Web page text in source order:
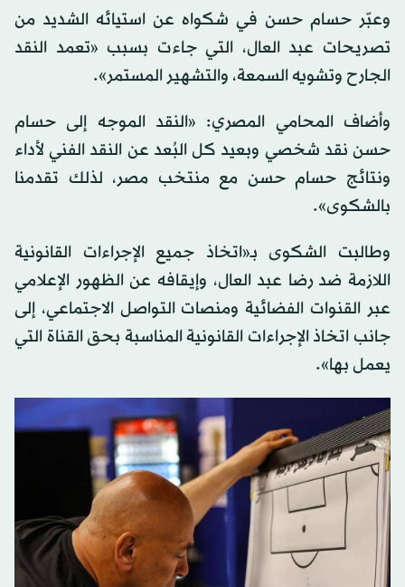
وعبّر حسام حسن في شكواه عن استيائه الشديد من
تصريحات عبد العال، التي جاءت بسبب «تعمد النقد
الجارح وتشويه السمعة، والتشهير المستمر».
وأضاف المحامي المصري: «النقد الموجه إلى حسام
حسن نقد شخصي وبعيد كل البُعد عن النقد الفني لأداء
ونتائج حسام حسن مع منتخب مصر، لذلك تقدمنا
بالشكوى».
وطالبت الشكوى بـ«اتخاذ جميع الإجراءات القانونية
اللازمة ضد رضا عبد العال، وإيقافه عن الظهور الإعلامي
عبر القنوات الفضائية ومنصات التواصل الاجتماعي، إلى
جانب اتخاذ الإجراءات القانونية المناسبة بحق القناة التي
يعمل بها».